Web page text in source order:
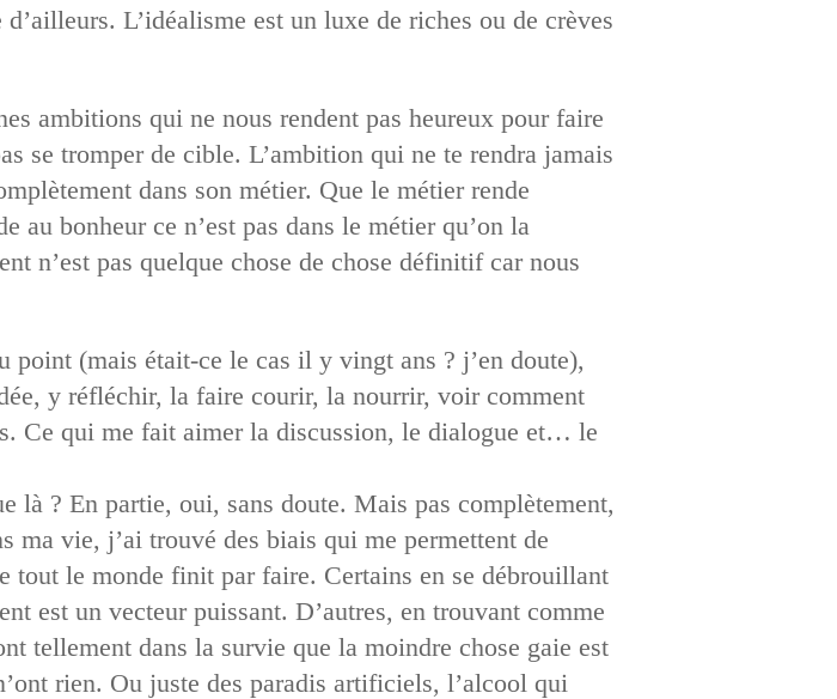
L’idéalisme est un luxe de riches ou de crèves
ambitions qui ne nous rendent pas heureux pour faire
se tromper de cible. L’ambition qui ne te rendra jamais
dans son métier. Que le métier rende
bonheur ce n’est pas dans le métier qu’on la
n’est pas quelque chose de chose définitif car nous
(mais était-ce le cas il y vingt ans ? j’en doute),
y réfléchir, la faire courir, la nourrir, voir comment
Ce qui me fait aimer la discussion, le dialogue et… le
là ? En partie, oui, sans doute. Mais pas complètement,
ma vie, j’ai trouvé des biais qui me permettent de
tout le monde finit par faire. Certains en se débrouillant
est un vecteur puissant. D’autres, en trouvant comme
tellement dans la survie que la moindre chose gaie est
rien. Ou juste des paradis artificiels, l’alcool qui